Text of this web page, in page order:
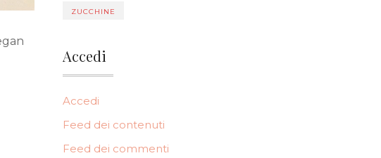
ZUCCHINE
Accedi
Accedi
Feed dei contenuti
Feed dei commenti